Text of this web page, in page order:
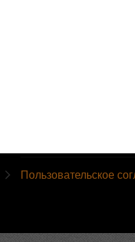
Пользовательское